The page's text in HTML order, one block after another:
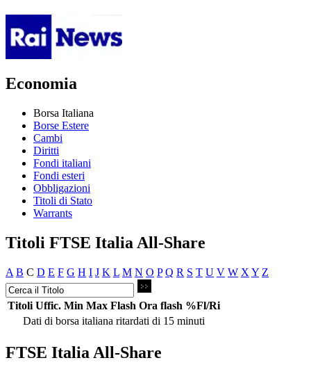
Economia
Borsa Italiana
Borse Estere
Cambi
Diritti
Fondi italiani
Fondi esteri
Obbligazioni
Titoli di Stato
Warrants
Titoli FTSE Italia All-Share
A B C D E F G H I J K L M N O P Q R S T U V W X Y Z
Titoli Uffic. Min Max Flash Ora flash %Fl/Ri
Dati di borsa italiana ritardati di 15 minuti
FTSE Italia All-Share